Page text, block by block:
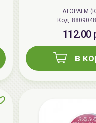
руб.
ATOPALM
Код:
112.00
в